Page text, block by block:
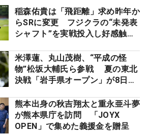
稲森佑貴は「飛距離」求め昨年か
らSRに変更 フジクラの“未発表
シャフト”を実戦投入し好感触
ーのヒトネタ！】
米澤蓮、丸山茂樹、“平成の怪
物”松坂大輔氏ら参戦 夏の東北
決戦「岩手県オープン」が8日開
熊本出身の秋吉翔太と重永亜斗夢
が熊本県庁を訪問 「JOYX
OPEN」で集めた義援金を贈呈